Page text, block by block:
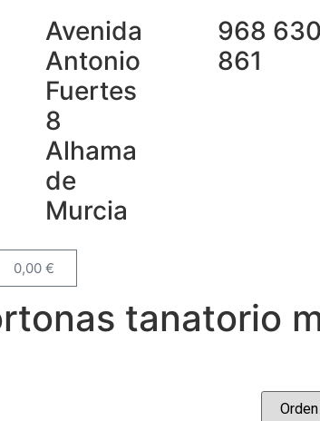
Avenida
Antonio
Fuertes
8
Alhama
de
Murcia
968 630
861
0,00 €
tanatorio